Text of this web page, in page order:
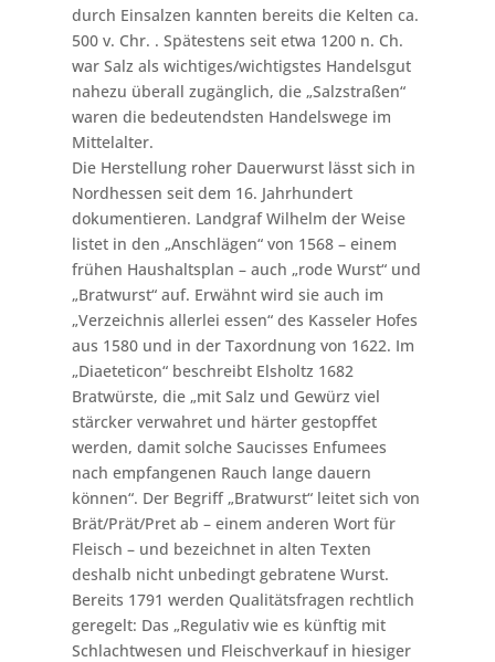
durch Einsalzen kannten bereits die Kelten ca.
500 v. Chr. . Spätestens seit etwa 1200 n. Ch.
war Salz als wichtiges/wichtigstes Handelsgut
nahezu überall zugänglich, die „Salzstraßen“
waren die bedeutendsten Handelswege im
Mittelalter.
Die Herstellung roher Dauerwurst lässt sich in
Nordhessen seit dem 16. Jahrhundert
dokumentieren. Landgraf Wilhelm der Weise
listet in den „Anschlägen“ von 1568 – einem
frühen Haushaltsplan – auch „rode Wurst“ und
„Bratwurst“ auf. Erwähnt wird sie auch im
„Verzeichnis allerlei essen“ des Kasseler Hofes
aus 1580 und in der Taxordnung von 1622. Im
„Diaeteticon“ beschreibt Elsholtz 1682
Bratwürste, die „mit Salz und Gewürz viel
stärcker verwahret und härter gestopffet
werden, damit solche Saucisses Enfumees
nach empfangenen Rauch lange dauern
können“. Der Begriff „Bratwurst“ leitet sich von
Brät/Prät/Pret ab – einem anderen Wort für
Fleisch – und bezeichnet in alten Texten
deshalb nicht unbedingt gebratene Wurst.
Bereits 1791 werden Qualitätsfragen rechtlich
geregelt: Das „Regulativ wie es künftig mit
Schlachtwesen und Fleischverkauf in hiesiger